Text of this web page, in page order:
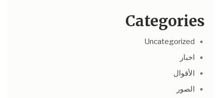
Categories
Uncategorized
اخبار
الأقوال
الصور